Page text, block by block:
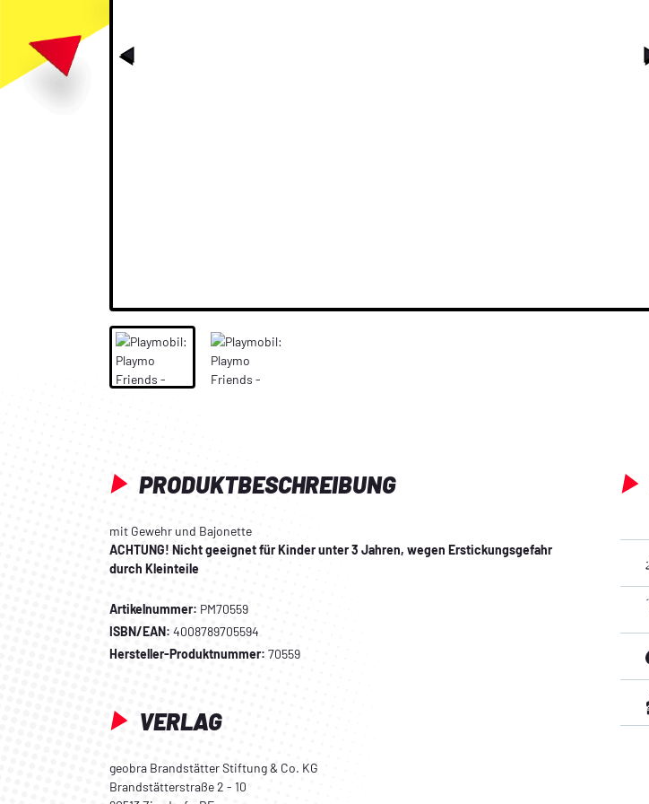
PRODUKTBESCHREIBUNG
mit Gewehr und Bajonette
ACHTUNG! Nicht geeignet für Kinder unter 3 Jahren, wegen Erstickungsgefahr
durch Kleinteile
Artikelnummer: PM70559
ISBN/EAN: 4008789705594
Hersteller-Produktnummer: 70559
VERLAG
geobra Brandstätter Stiftung & Co. KG
Brandstätterstraße 2 - 10